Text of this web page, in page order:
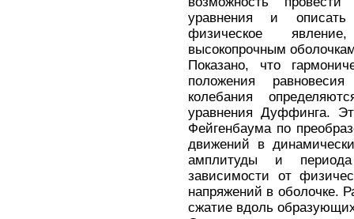
уравнения и
физическое
высокопрочным
Показано, что
положения
колебания
уравнения Дуффинга.
Фейгенбаума по
движений в
амплитуды и
зависимости от
напряжений в оболочке.
сжатие вдоль